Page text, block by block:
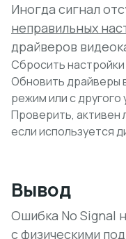
Иногда сигнал
неправильных
драйверов
Сбросить настройки
Обновить драйверы
режим или с другого
Проверить, активен
если используется
Вывод
Ошибка No Signal
с физическими